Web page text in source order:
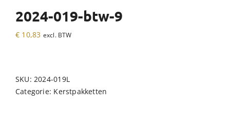
2024-019-btw-9
€ 10,83 excl. BTW
SKU:2024-019L
Categorie: Kerstpakketten